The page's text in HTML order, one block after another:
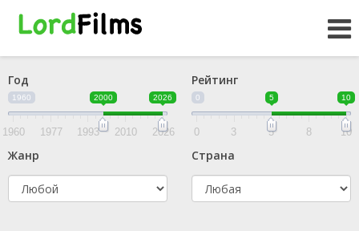
Год
1960 2000 2026
1960 1977 1993 2010 2026
Рейтинг
0 5 10
0 3 5 8 10
Жанр Страна